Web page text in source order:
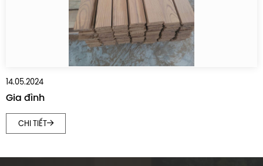
14.05.2024
Gia đình
CHI TIẾT